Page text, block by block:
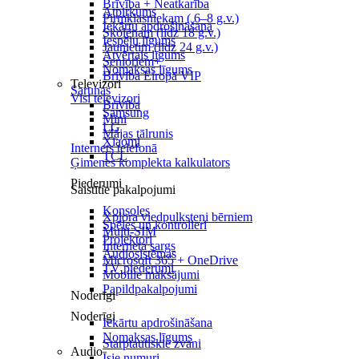
Brīvība + Neatkarība
Pirmklasniekam ( 6–8 g.v.)
Skolēnam (līdz 18 g.v.)
Jaunietim (līdz 24 g.v.)
Senioriem+
Brīvība Eiropā VIP
Sarunas
Brīvība
Mini
Mājas tālrunis
Internets telefonā
Ģimenes komplekta kalkulators
Saistītie pakalpojumi
Xplora viedpulksteņi bērniem
Multi-SIM
Interneta sargs
Microsoft 365 + OneDrive
Mobilie maksājumi
Papildpakalpojumi
Noderīgi
Starptautiskie zvani
Atpirkums
Iekārtu apdrošināšana
Iespēju līgums
Atvērtais līgums
Nomaksas līgums
Televizori
Visi televizori
Samsung
LG
Xiaomi
TCL
Piederumi
Konsoles
Spēles un kontrolieri
Projektori
Audiosistēmas
TV piederumi
Noderīgi
Iekārtu apdrošināšana
Nomaksas līgums
Audio